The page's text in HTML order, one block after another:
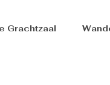
Grachtzaal